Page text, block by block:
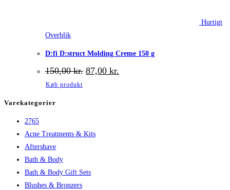
Hurtigt
Overblik
D:fi D:struct Molding Creme 150 g
150,00kr. Den
oprindelige
87,00 kr.
aktuelle
Køb produkt
Varekategorier
2765
Acne Treatments & Kits
Aftershave
Bath & Body
Bath & Body Gift Sets
Blushes & Bronzers